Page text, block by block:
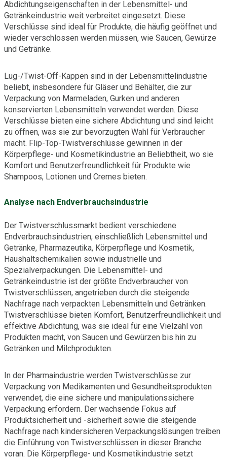
Abdichtungseigenschaften in der Lebensmittel- und
Getränkeindustrie weit verbreitet eingesetzt. Diese
Verschlüsse sind ideal für Produkte, die häufig geöffnet und
wieder verschlossen werden müssen, wie Saucen, Gewürze
und Getränke.
Lug-/Twist-Off-Kappen sind in der Lebensmittelindustrie
beliebt, insbesondere für Gläser und Behälter, die zur
Verpackung von Marmeladen, Gurken und anderen
konservierten Lebensmitteln verwendet werden. Diese
Verschlüsse bieten eine sichere Abdichtung und sind leicht
zu öffnen, was sie zur bevorzugten Wahl für Verbraucher
macht. Flip-Top-Twistverschlüsse gewinnen in der
Körperpflege- und Kosmetikindustrie an Beliebtheit, wo sie
Komfort und Benutzerfreundlichkeit für Produkte wie
Shampoos, Lotionen und Cremes bieten.
Analyse nach Endverbrauchsindustrie
Der Twistverschlussmarkt bedient verschiedene
Endverbrauchsindustrien, einschließlich Lebensmittel und
Getränke, Pharmazeutika, Körperpflege und Kosmetik,
Haushaltschemikalien sowie industrielle und
Spezialverpackungen. Die Lebensmittel- und
Getränkeindustrie ist der größte Endverbraucher von
Twistverschlüssen, angetrieben durch die steigende
Nachfrage nach verpackten Lebensmitteln und Getränken.
Twistverschlüsse bieten Komfort, Benutzerfreundlichkeit und
effektive Abdichtung, was sie ideal für eine Vielzahl von
Produkten macht, von Saucen und Gewürzen bis hin zu
Getränken und Milchprodukten.
In der Pharmaindustrie werden Twistverschlüsse zur
Verpackung von Medikamenten und Gesundheitsprodukten
verwendet, die eine sichere und manipulationssichere
Verpackung erfordern. Der wachsende Fokus auf
Produktsicherheit und -sicherheit sowie die steigende
Nachfrage nach kindersicheren Verpackungslösungen treiben
die Einführung von Twistverschlüssen in dieser Branche
voran. Die Körperpflege- und Kosmetikindustrie setzt